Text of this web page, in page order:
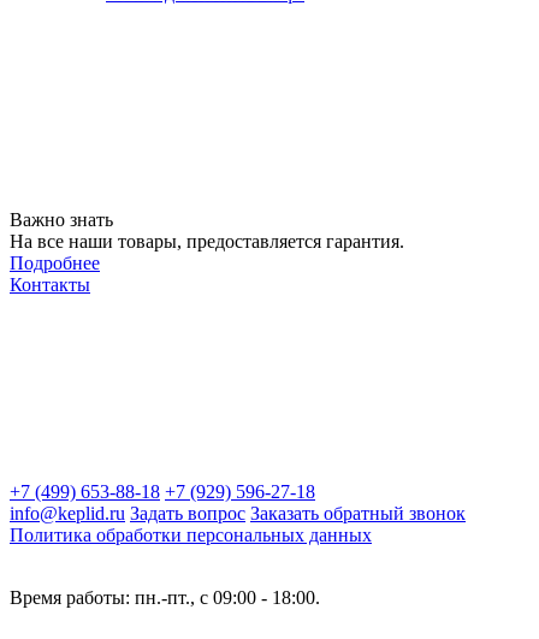
Важно знать
На все наши товары, предоставляется гарантия.
Подробнее
Контакты
+7 (499) 653-88-18 +7 (929) 596-27-18
info@keplid.ru Задать вопрос Заказать обратный звонок
Политика обработки персональных данных
Время работы: пн.-пт., с 09:00 - 18:00.